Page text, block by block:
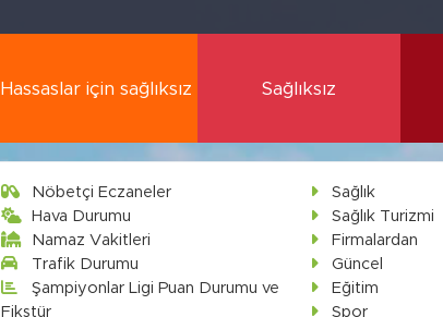
Hassaslar için sağlıksız Sağlıksız
Nöbetçi Eczaneler
Hava Durumu
Namaz Vakitleri
Trafik Durumu
Şampiyonlar Ligi Puan Durumu ve
Fikstür
Sağlık
Sağlık Turizmi
Firmalardan
Güncel
Eğitim
Spor